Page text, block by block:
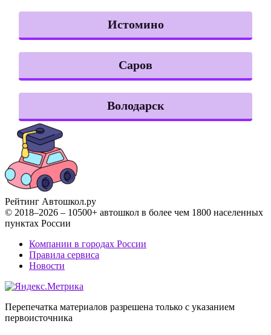
Истомино
Саров
Володарск
Рейтинг Автошкол.ру
© 2018–2026 – 10500+ автошкол в более чем 1800 населенных
пунктах России
Компании в городах России
Правила сервиса
Новости
Перепечатка материалов разрешена только с указанием
первоисточника